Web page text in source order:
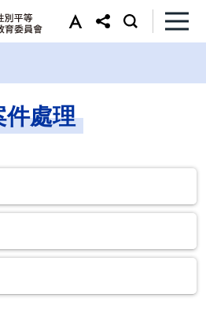
件處理